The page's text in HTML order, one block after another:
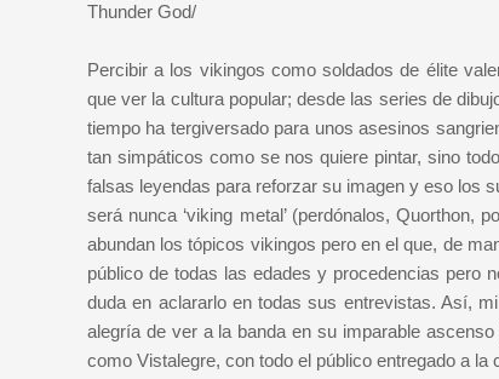
Thunder God/
Percibir a los vikingos como soldados de élite
que ver la cultura popular; desde las series de
tiempo ha tergiversado para unos asesinos
tan simpáticos como se nos quiere pintar, sino
falsas leyendas para reforzar su imagen y eso los
será nunca ‘viking metal’ (perdónalos, Quorthon,
abundan los tópicos vikingos pero en el que, de
público de todas las edades y procedencias pero
duda en aclararlo en todas sus entrevistas. Así,
alegría de ver a la banda en su imparable
como Vistalegre, con todo el público entregado a